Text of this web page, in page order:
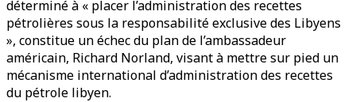
déterminé à « placer l’administration des recettes
pétrolières sous la responsabilité exclusive des Libyens
», constitue un échec du plan de l’ambassadeur
américain, Richard Norland, visant à mettre sur pied un
mécanisme international d’administration des recettes
du pétrole libyen.